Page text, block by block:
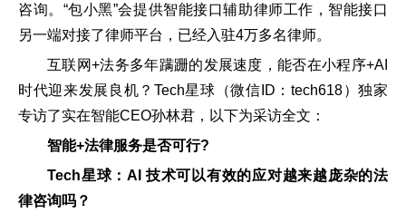
咨询。“包小黑”会提供智能接口辅助律师工作，智能接口
另一端对接了律师平台，已经入驻4万多名律师。
互联网+法务多年蹒跚的发展速度，能否在小程序+AI
时代迎来发展良机？Tech星球（微信ID：tech618）独家
专访了实在智能CEO孙林君，以下为采访全文：
智能+法律服务是否可行?
Tech星球：AI 技术可以有效的应对越来越庞杂的法
律咨询吗？